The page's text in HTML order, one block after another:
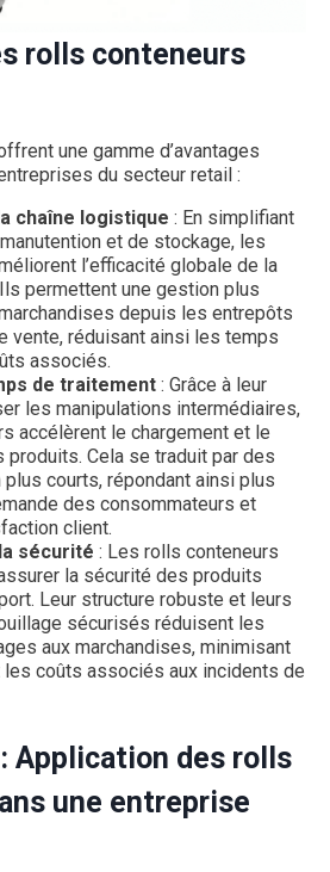
rolls conteneurs
une gamme d’avantages
du secteur retail :
chaîne logistique : En simplifiant
et de stockage, les
l’efficacité globale de la
permettent une gestion plus
depuis les entrepôts
vente, réduisant ainsi les temps
associés.
de traitement : Grâce à leur
les manipulations intermédiaires,
accélèrent le chargement et le
produits. Cela se traduit par des
courts, répondant ainsi plus
des consommateurs et
client.
sécurité : Les rolls conteneurs
la sécurité des produits
Leur structure robuste et leurs
sécurisés réduisent les
aux marchandises, minimisant
coûts associés aux incidents de
Application des rolls
une entreprise